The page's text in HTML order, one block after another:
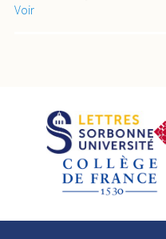
Voir